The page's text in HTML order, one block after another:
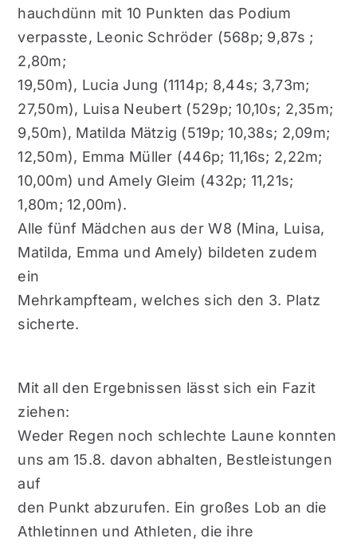
hauchdünn mit 10 Punkten das Podium
verpasste, Leonic Schröder (568p; 9,87s ;
2,80m;
19,50m), Lucia Jung (1114p; 8,44s; 3,73m;
27,50m), Luisa Neubert (529p; 10,10s; 2,35m;
9,50m), Matilda Mätzig (519p; 10,38s; 2,09m;
12,50m), Emma Müller (446p; 11,16s; 2,22m;
10,00m) und Amely Gleim (432p; 11,21s;
1,80m; 12,00m).
Alle fünf Mädchen aus der W8 (Mina, Luisa,
Matilda, Emma und Amely) bildeten zudem
ein
Mehrkampfteam, welches sich den 3. Platz
sicherte.
Mit all den Ergebnissen lässt sich ein Fazit
ziehen:
Weder Regen noch schlechte Laune konnten
uns am 15.8. davon abhalten, Bestleistungen
auf
den Punkt abzurufen. Ein großes Lob an die
Athletinnen und Athleten, die ihre